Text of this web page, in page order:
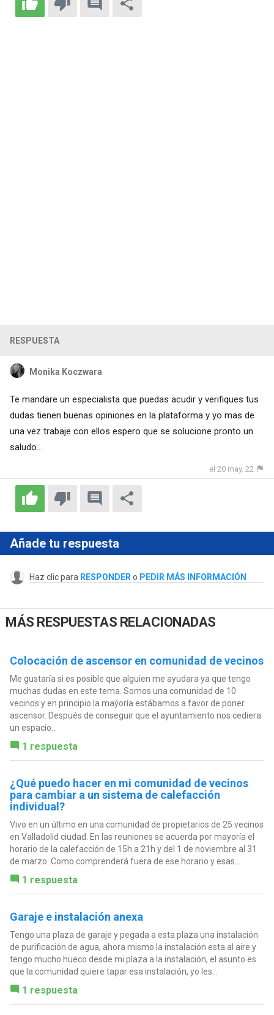
RESPUESTA
Monika Koczwara
Te mandare un especialista que puedas acudir y verifiques tus
dudas tienen buenas opiniones en la plataforma y yo mas de
una vez trabaje con ellos espero que se solucione pronto un
saludo...
el 20 may. 22
Añade tu respuesta
Haz clic para RESPONDER o PEDIR MÁS INFORMACIÓN
MÁS RESPUESTAS RELACIONADAS
Colocación de ascensor en comunidad de vecinos
Me gustaría si es posible que alguien me ayudara ya que tengo
muchas dudas en este tema. Somos una comunidad de 10
vecinos y en principio la maýoría estábamos a favor de poner
ascensor. Después de conseguir que el ayuntamiento nos cediera
un espacio...
1 respuesta
¿Qué puedo hacer en mi comunidad de vecinos
para cambiar a un sistema de calefacción
individual?
Vivo en un último en una comunidad de propietarios de 25 vecinos
en Valladolid ciudad. En las reuniones se acuerda por mayoría el
horario de la calefacción de 15h a 21h y del 1 de noviembre al 31
de marzo. Como comprenderá fuera de ese horario y esas...
1 respuesta
Garaje e instalación anexa
Tengo una plaza de garaje y pegada a esta plaza una instalación
de purificación de agua, ahora mismo la instalación esta al aire y
tengo mucho hueco desde mi plaza a la instalación, el asunto es
que la comunidad quiere tapar esa instalación, yo les...
1 respuesta